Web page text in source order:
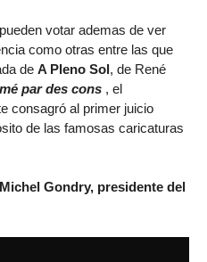
votar ademas de ver
como otras entre las que
de A Pleno Sol, de René
par des cons , el
consagró al primer juicio
de las famosas caricaturas
Gondry, presidente del